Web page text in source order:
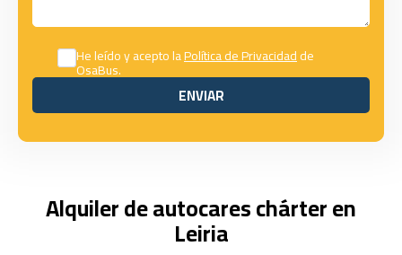
He leído y acepto laPolítica de Privacidadde
OsaBus.
ENVIAR
ENVIAR
Alquiler de autocares chárter en
Leiria